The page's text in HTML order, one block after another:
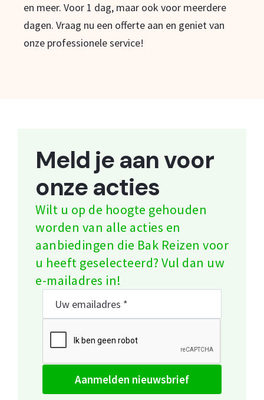
en meer. Voor 1 dag, maar ook voor meerdere
dagen. Vraag nu een offerte aan en geniet van
onze professionele service!
Meld je aan voor
onze acties
Wilt u op de hoogte gehouden
worden van alle acties en
aanbiedingen die Bak Reizen voor
u heeft geselecteerd? Vul dan uw
e-mailadres in!
aanmelden nieuwsbrief